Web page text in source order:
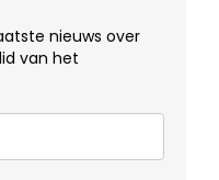
nieuws over
van het